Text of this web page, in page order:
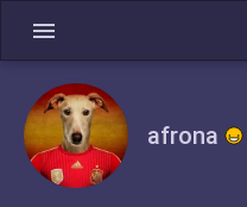
menu
afrona